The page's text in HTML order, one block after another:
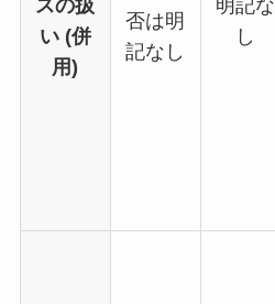
スの扱
い(併
用)
否は明
記なし
明記な
し